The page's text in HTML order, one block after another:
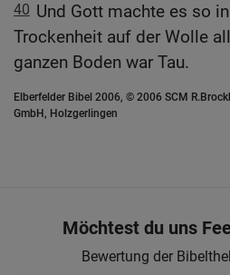
40 Und Gott machte es so
Trockenheit auf der Wolle
ganzen Boden war Tau.
Elberfelder Bibel 2006, © 2006 SCM
GmbH, Holzgerlingen
Möchtest du uns
Bewertung der